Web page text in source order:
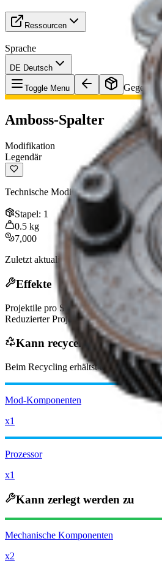
Ressourcen
Sprache
DE Deutsch
Toggle Menu
Amboss-Spalter
Modifikation
Legendär
Technische Modifikation für den
Stapel: 1
0.5 kg
7,000
Zuletzt aktualisiert
Jan 09, 2026
Effekte
Projektile pro Schuss +3
Reduzierter Projektilschaden
Kann recycelt werden zu
Beim Recycling erhältst du -4750
Mod-Komponenten
x1
Prozessor
x1
Kann zerlegt werden zu
Mechanische Komponenten
x2